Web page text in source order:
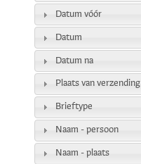
Datum vóór
Datum
Datum na
Plaats van verzending
Brieftype
Naam - persoon
Naam - plaats